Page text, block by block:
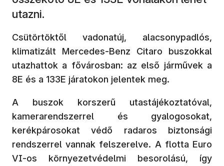
utazni.
Csütörtöktől vadonatúj, alacsonypadlós,
klimatizált Mercedes-Benz Citaro buszokkal
utazhattok a fővárosban: az első járművek a
8E és a 133E járatokon jelentek meg.
A buszok korszerű utastájékoztatóval,
kamerarendszerrel és gyalogosokat,
kerékpárosokat védő radaros biztonsági
rendszerrel vannak felszerelve. A flotta Euro
VI-os környezetvédelmi besorolású, így